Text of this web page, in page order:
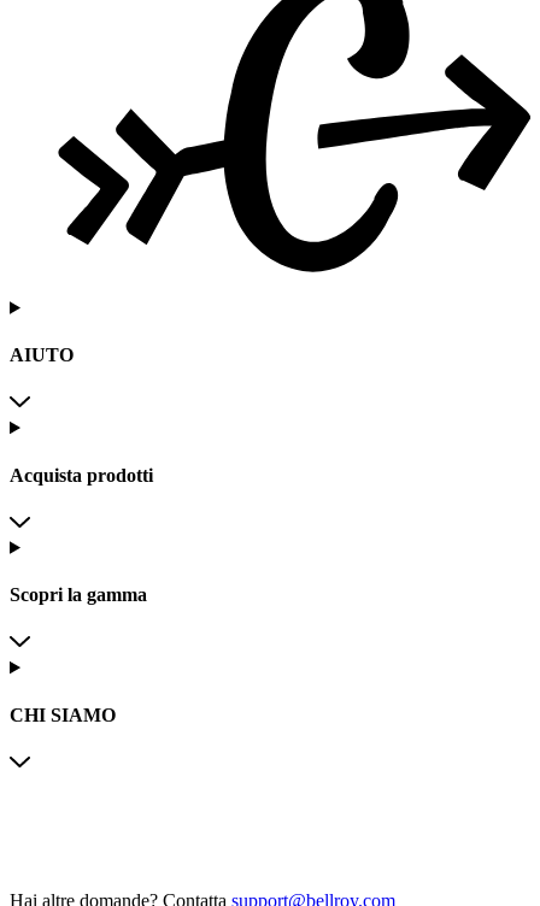
AIUTO
Acquista prodotti
Scopri la gamma
CHI SIAMO
Hai altre domande? Contatta support@bellroy.com